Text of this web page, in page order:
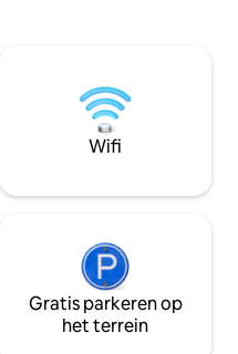
het
De
zitplaatsen bij
met
speeltuin voor
ontspanning.
huis is rookvrij.
Wifi
Gratis parkeren op
het terrein